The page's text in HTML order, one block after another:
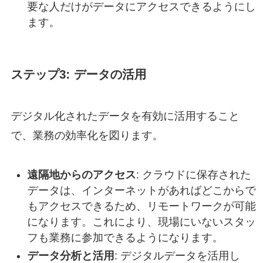
要な人だけがデータにアクセスできるようにし
ます。
ステップ3: データの活用
デジタル化されたデータを有効に活用すること
で、業務の効率化を図ります。
遠隔地からのアクセス: クラウドに保存された
データは、インターネットがあればどこからで
もアクセスできるため、リモートワークが可能
になります。これにより、現場にいないスタッ
フも業務に参加できるようになります。
データ分析と活用 : デジタルデータを活用し